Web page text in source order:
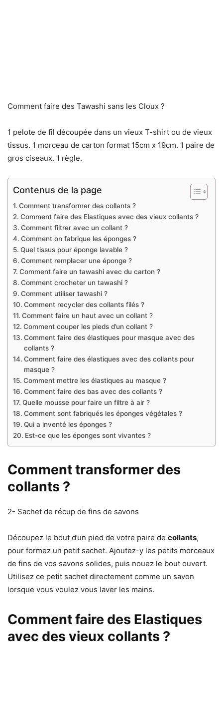
Comment faire des Tawashi sans les Cloux ?
1 pelote de fil découpée dans un vieux T-shirt ou de vieux
tissus. 1 morceau de carton format 15cm x 19cm. 1 paire de
gros ciseaux. 1 règle.
Contenus de la page
Comment transformer des collants ?
Comment faire des Elastiques avec des vieux collants ?
Comment filtrer avec un collant ?
Comment on fabrique les éponges ?
Quel tissus pour éponge lavable ?
Comment remplacer une éponge ?
Comment faire un tawashi avec du carton ?
Comment crocheter un tawashi ?
Comment utiliser tawashi ?
Comment recycler des collants filés ?
Comment faire un haut avec un collant ?
Comment couper les pieds d’un collant ?
Comment faire des élastiques pour masque avec des
collants ?
Comment faire des élastiques avec des collants pour
masque ?
Comment mettre les élastiques au masque ?
Comment faire des bas avec des collants ?
Quelle mousse pour faire un filtre à air ?
Comment sont fabriqués les éponges végétales ?
Qui a inventé les éponges ?
Est-ce que les éponges sont vivantes ?
Comment transformer des
collants ?
2- Sachet de récup de fins de savons
Découpez le bout d’un pied de votre paire de collants,
pour formez un petit sachet. Ajoutez-y les petits morceaux
de fins de vos savons solides, puis nouez le bout ouvert.
Utilisez ce petit sachet directement comme un savon
lorsque vous voulez vous laver les mains.
Comment faire des Elastiques
avec des vieux collants ?